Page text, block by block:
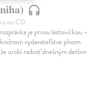
na CD
je prvou lastovičkou –
vydavateľstve plnom
urobí radosť dnešným deťom